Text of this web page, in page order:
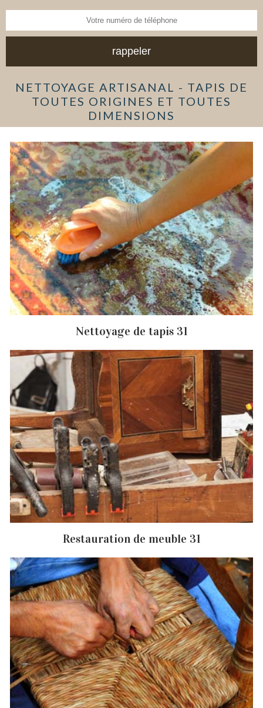
NETTOYAGE ARTISANAL - TAPIS DE
TOUTES ORIGINES ET TOUTES
DIMENSIONS
Nettoyage de tapis 31
Restauration de meuble 31